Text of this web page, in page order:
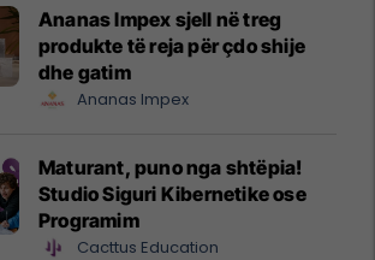
Ananas Impex sjell në treg
produkte të reja për çdo shije
dhe gatim
Ananas Impex
Maturant, puno nga shtëpia!
Studio Siguri Kibernetike ose
Programim
Cacttus Education